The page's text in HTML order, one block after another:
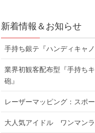
新着情報＆お知らせ
手持ち銀テ『ハンディキャノ
業界初観客配布型『手持ち
砲』
レーザーマッピング：スポ
大人気アイドル ワンマン